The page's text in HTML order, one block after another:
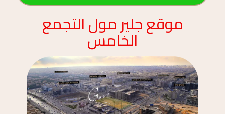
موقع جلير مول التجمع
الخامس